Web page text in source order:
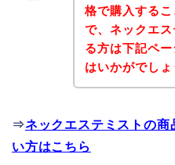
格で購入する
で、ネックエ
る方は下記ペ
はいかがでしょ
⇒ネックエステミストの商
い方はこちら